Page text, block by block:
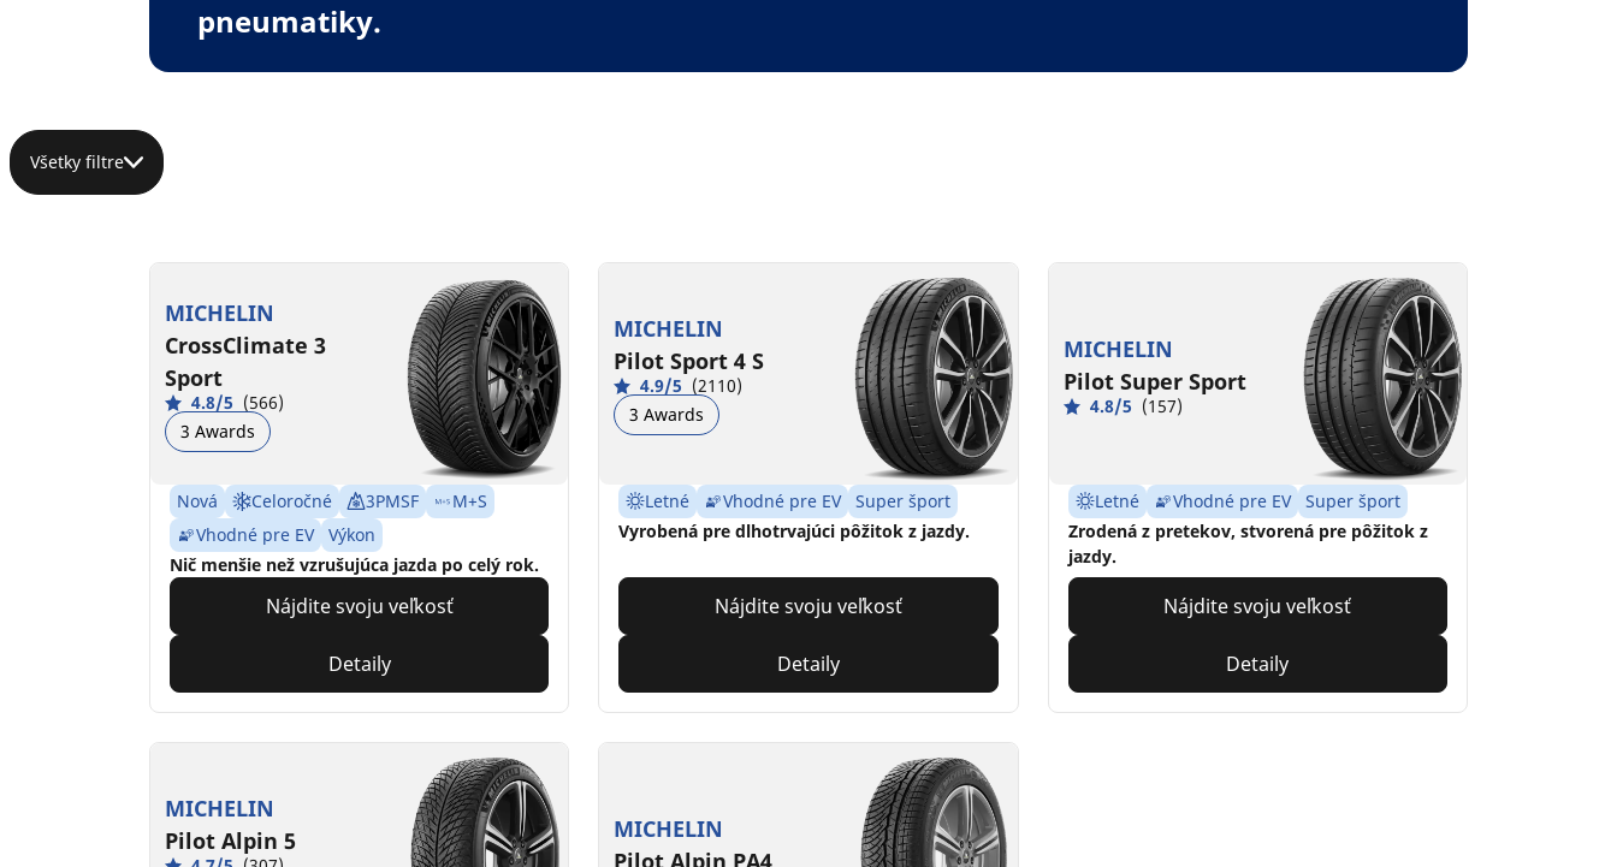
pneumatiky.
Všetky filtre
MICHELIN
CrossClimate 3
Sport
4.8/5 (566)
3 Awards
Nová Celoročné 3PMSF
M+S
Vhodné pre EV
Výkon
Nič menšie než vzrušujúca jazda po celý rok.
Nájdite svoju veľkosť
Detaily
MICHELIN
Pilot Sport 4 S
4.9/5 (2110)
3 Awards
Letné Vhodné pre EV
Super šport
Vyrobená pre dlhotrvajúci pôžitok z jazdy.
Nájdite svoju veľkosť
Detaily
MICHELIN
Pilot Super Sport
4.8/5 (157)
Letné Vhodné pre EV
Super šport
Zrodená z pretekov, stvorená pre pôžitok z
jazdy.
Nájdite svoju veľkosť
Detaily
MICHELIN
Pilot Alpin 5
MICHELIN